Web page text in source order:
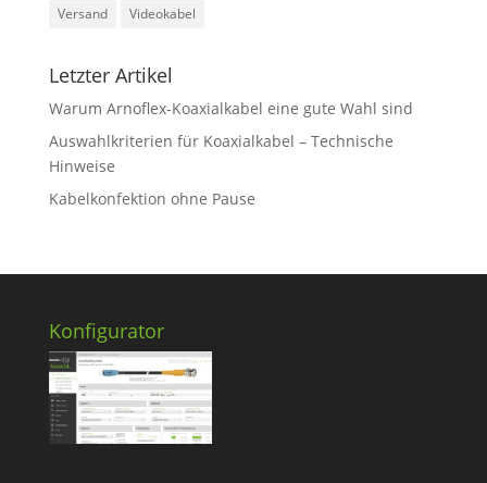
Versand
Videokabel
Letzter Artikel
Warum Arnoflex-Koaxialkabel eine gute Wahl sind
Auswahlkriterien für Koaxialkabel – Technische
Hinweise
Kabelkonfektion ohne Pause
Konfigurator